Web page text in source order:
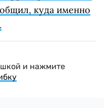
куда именно
и нажмите